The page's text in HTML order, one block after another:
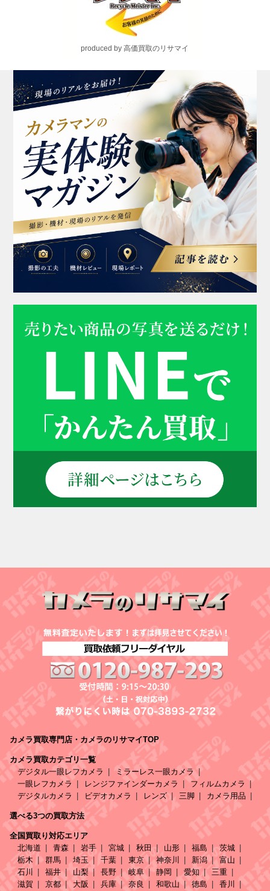
produced by 高価買取のリサマイ
カメラ買取専門店・カメラのリサマイTOP
カメラ買取カテゴリ一覧
デジタル一眼レフカメラ
ミラーレス一眼カメラ
一眼レフカメラ
レンジファインダーカメラ
フィルムカメラ
デジタルカメラ
ビデオカメラ レンズ 三脚 カメラ用品
選べる3つの買取方法
全国買取り対応エリア
北海道
青森 岩手 宮城 秋田 山形 福島
茨城
栃木
群馬 埼玉 千葉 東京 神奈川 新潟
富山
石川
福井 山梨 長野 岐阜 静岡 愛知
三重
滋賀
京都 大阪 兵庫 奈良 和歌山 徳島 香川